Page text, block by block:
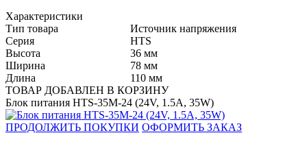
Характеристики
Тип товара
Источник напряжения
Серия
HTS
Высота
36 мм
Ширина
78 мм
Длина
110 мм
ТОВАР ДОБАВЛЕН В КОРЗИНУ
Блок питания HTS-35M-24 (24V, 1.5A, 35W)
ПРОДОЛЖИТЬ ПОКУПКИ ОФОРМИТЬ ЗАКАЗ